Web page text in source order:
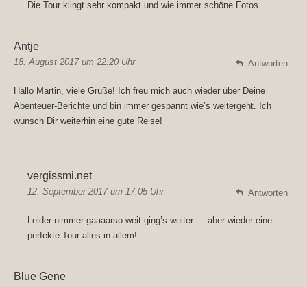
Die Tour klingt sehr kompakt und wie immer schöne Fotos.
Antje
18. August 2017 um 22:20 Uhr
Hallo Martin, viele Grüße! Ich freu mich auch wieder über Deine
Abenteuer-Berichte und bin immer gespannt wie’s weitergeht. Ich
wünsch Dir weiterhin eine gute Reise!
Antworten
vergissmi.net
12. September 2017 um 17:05 Uhr
Leider nimmer gaaaarso weit ging’s weiter … aber wieder eine
perfekte Tour alles in allem!
Antworten
Blue Gene